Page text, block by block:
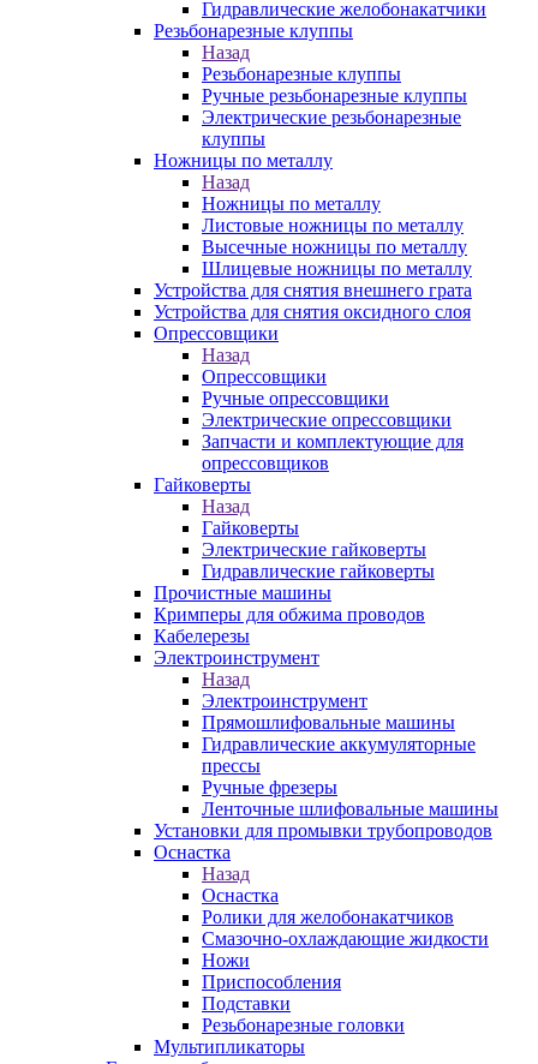
Гидравлические желобонакатчики
Резьбонарезные клуппы
Назад
Резьбонарезные клуппы
Ручные резьбонарезные клуппы
Электрические резьбонарезные
клуппы
Ножницы по металлу
Назад
Ножницы по металлу
Листовые ножницы по металлу
Высечные ножницы по металлу
Шлицевые ножницы по металлу
Устройства для снятия внешнего грата
Устройства для снятия оксидного слоя
Опрессовщики
Назад
Опрессовщики
Ручные опрессовщики
Электрические опрессовщики
Запчасти и комплектующие для
опрессовщиков
Гайковерты
Назад
Гайковерты
Электрические гайковерты
Гидравлические гайковерты
Прочистные машины
Кримперы для обжима проводов
Кабелерезы
Электроинструмент
Назад
Электроинструмент
Прямошлифовальные машины
Гидравлические аккумуляторные
прессы
Ручные фрезеры
Ленточные шлифовальные машины
Установки для промывки трубопроводов
Оснастка
Назад
Оснастка
Ролики для желобонакатчиков
Смазочно-охлаждающие жидкости
Ножи
Приспособления
Подставки
Резьбонарезные головки
Мультипликаторы